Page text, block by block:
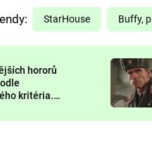
StarHouse Buffy,
hororů
kritéria.
tep?